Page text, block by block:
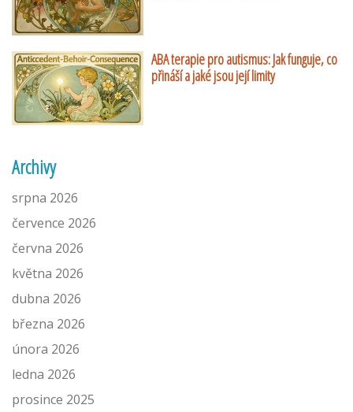
ABA terapie pro autismus: Jak funguje, co
přináší a jaké jsou její limity
Archivy
srpna 2026
července 2026
června 2026
května 2026
dubna 2026
března 2026
února 2026
ledna 2026
prosince 2025